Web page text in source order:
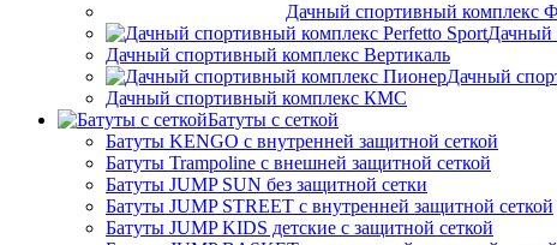
Дачный спортивный комплекс
Дачный
Дачный спортивный комплекс Вертикаль
Дачный
Дачный спортивный комплекс КМС
Батуты с сеткой
Батуты KENGO с внутренней защитной сеткой
Батуты Trampoline с внешней защитной сеткой
Батуты JUMP SUN без защитной сетки
Батуты JUMP STREET с внутренней защитной сеткой
Батуты JUMP KIDS детские с защитной сеткой